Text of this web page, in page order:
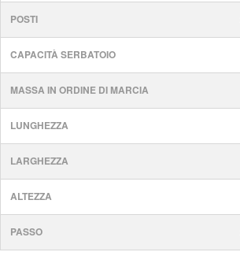
POSTI
CAPACITÀ SERBATOIO
MASSA IN ORDINE DI MARCIA
LUNGHEZZA
LARGHEZZA
ALTEZZA
PASSO